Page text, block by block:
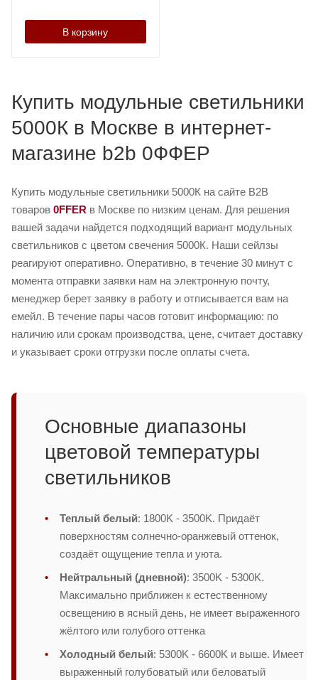
В корзину
Купить модульные светильники
5000К в Москве в интернет-
магазине b2b 0ФФЕР
Купить модульные светильники 5000К на сайте B2B
товаров 0FFER в Москве по низким ценам. Для решения
вашей задачи найдется подходящий вариант модульных
светильников с цветом свечения 5000К. Наши сейлзы
реагируют оперативно. Оперативно, в течение 30 минут с
момента отправки заявки нам на электронную почту,
менеджер берет заявку в работу и отписывается вам на
емейл. В течение пары часов готовит информацию: по
наличию или срокам производства, цене, считает доставку
и указывает сроки отгрузки после оплаты счета.
Основные диапазоны
цветовой температуры
светильников
Теплый белый: 1800K - 3500K. Придаёт
поверхностям солнечно-оранжевый оттенок,
создаёт ощущение тепла и уюта.
Нейтральный (дневной): 3500K - 5300K.
Максимально приближен к естественному
освещению в ясный день, не имеет выраженного
жёлтого или голубого оттенка
Холодный белый: 5300K - 6600K и выше. Имеет
выраженный голубоватый или беловатый